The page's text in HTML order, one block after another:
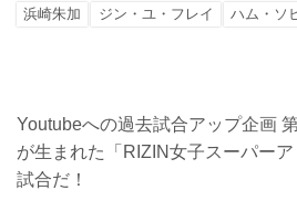
浜崎朱加
ジン・ユ・フレイ ハム・ソ
Youtubeへの過去試合アップ企画
が生まれた「RIZIN女子スーパー
試合だ！